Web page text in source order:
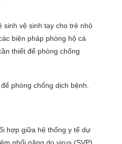
vệ sinh tay cho trẻ nhỏ
biện pháp phòng hộ cá
thiết để phòng chống
phòng chống dịch bệnh.
hợp giữa hệ thống y tế dự